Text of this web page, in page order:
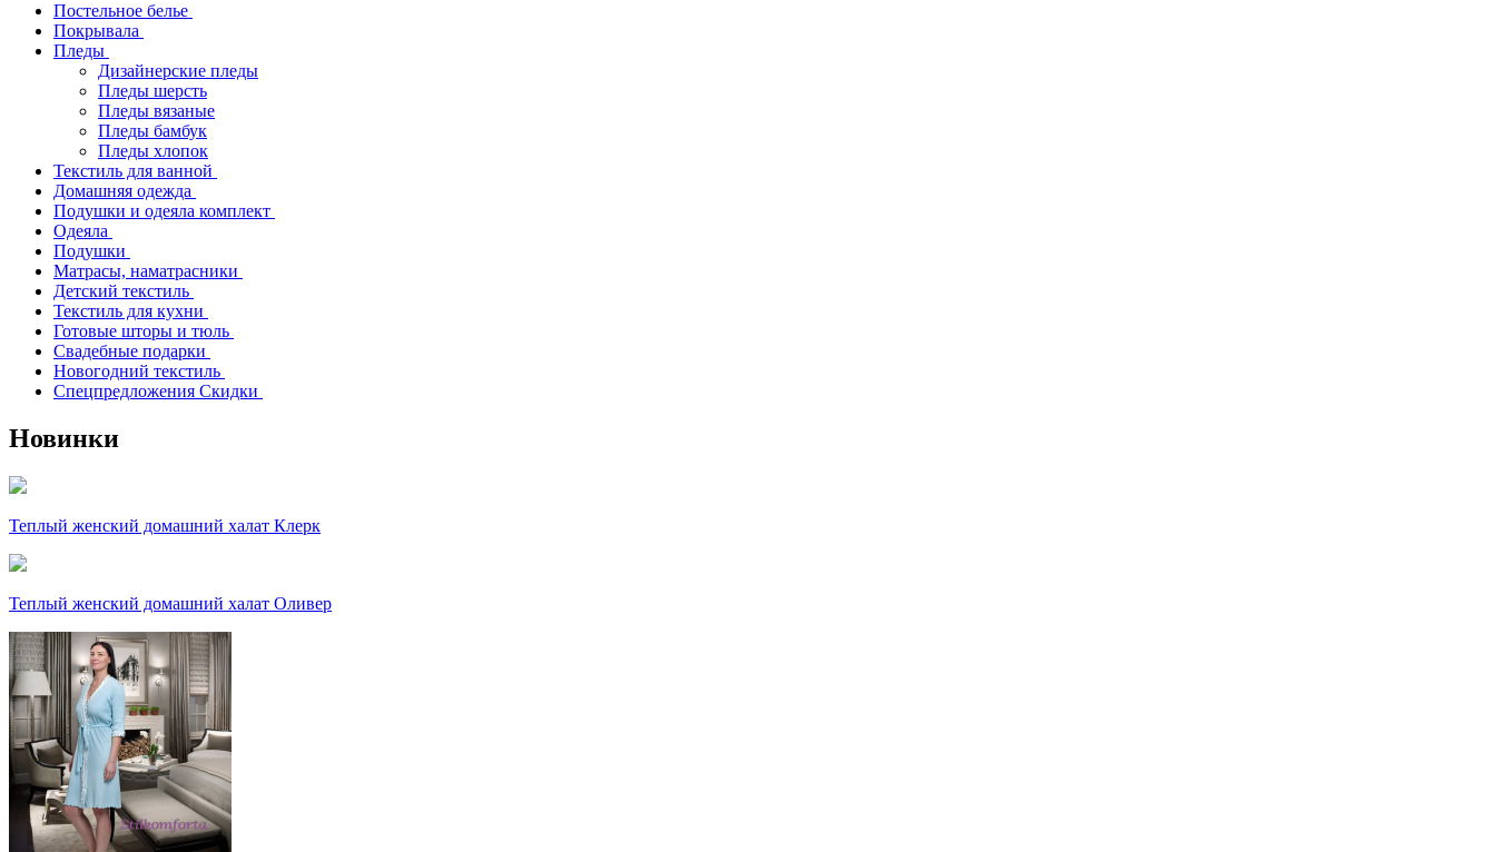
Постельное белье
Покрывала
Пледы
Дизайнерские пледы
Пледы шерсть
Пледы вязаные
Пледы бамбук
Пледы хлопок
Текстиль для ванной
Домашняя одежда
Подушки и одеяла комплект
Одеяла
Подушки
Матрасы, наматрасники
Детский текстиль
Текстиль для кухни
Готовые шторы и тюль
Свадебные подарки
Новогодний текстиль
Спецпредложения Скидки
Новинки
Теплый женский домашний халат Клерк
Теплый женский домашний халат Оливер